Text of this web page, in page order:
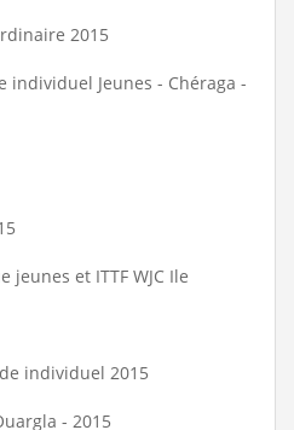
2015
individuel Jeunes - Chéraga -
et ITTF WJC Ile
individuel 2015
- 2015